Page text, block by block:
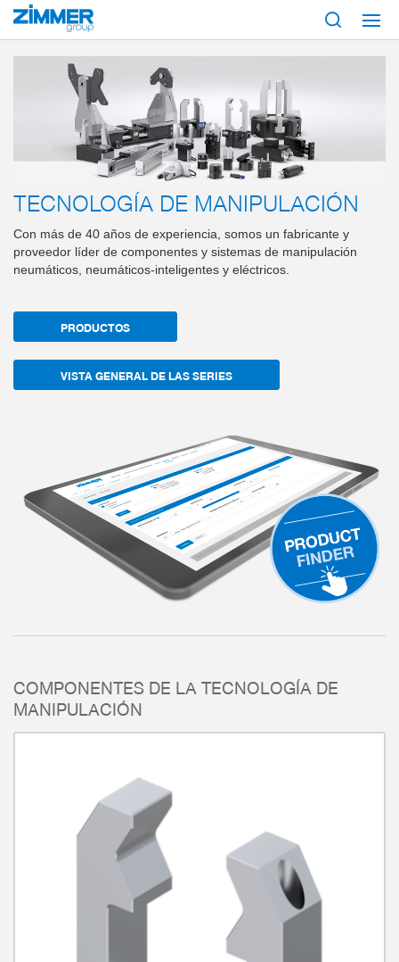
Inicio Productos Tecnología de manipulación
TECNOLOGÍA DE MANIPULACIÓN
Con más de 40 años de experiencia, somos un fabricante y
proveedor líder de componentes y sistemas de manipulación
neumáticos, neumáticos-inteligentes y eléctricos.
PRODUCTOS
VISTA GENERAL DE LAS SERIES
COMPONENTES DE LA TECNOLOGÍA DE
MANIPULACIÓN